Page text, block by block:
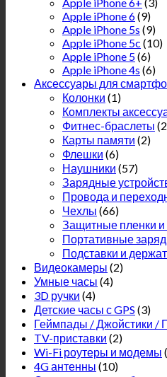
Apple iPhone 6(9)
Apple iPhone 5s (9)
Apple iPhone 5c (10)
Apple iPhone 5(6)
Apple iPhone 4s (6)
Аксессуары для
Колонки (1)
Комплекты
Фитнес-браслеты
Карты памяти (2)
Флешки (6)
Наушники (57)
Зарядные
Провода и
Чехлы (66)
Защитные пленки и
Портативные
Подставки и
Видеокамеры (2)
Умные часы (4)
3D ручки (4)
Детские часы с GPS (3)
Геймпады / Джойстики /
TV-приставки (2)
Wi-Fi роутеры и модемы
4G антенны (10)